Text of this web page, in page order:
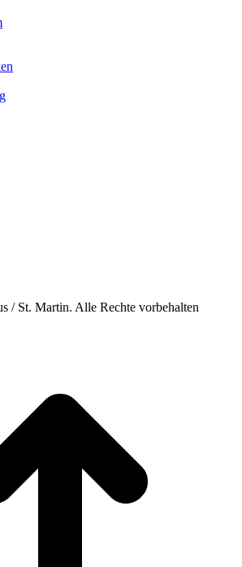
/ St. Martin. Alle Rechte vorbehalten